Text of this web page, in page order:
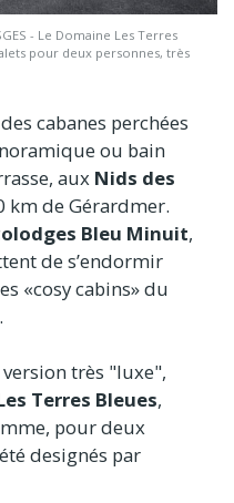
- Le Domaine Les Terres
pour deux personnes, très
cabanes perchées
ou bain
aux Nids des
km de Gérardmer.
Bleu Minuit,
de s’endormir
«cosy cabins» du
.
très "luxe",
Terres Bleues,
pour deux
designés par